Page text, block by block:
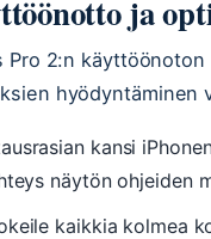
ja
Pro 2:n
hyödyntäminen
kansi
näytön ohjeiden
kaikkia kolmea